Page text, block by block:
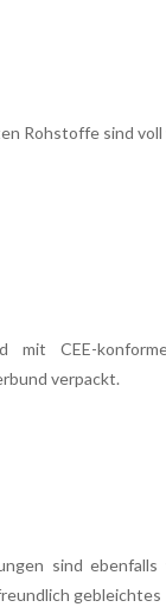
Rohstoffe sind voll
mit CEE-
verpackt.
sind
gebleichtes